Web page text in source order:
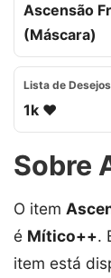
Ascensão
(Máscara)
Lista de
1k ❤️
Sobre
O item
é Mítico++.
item está